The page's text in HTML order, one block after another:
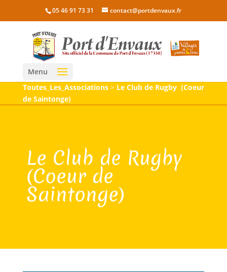
05 46 91 73 31 contact@portdenvaux.fr
Menu
Toutes_Les_Associations> Le Club de Rugby (Coeur
de Saintonge)
Le Club de Rugby
(Coeur de
Saintonge)